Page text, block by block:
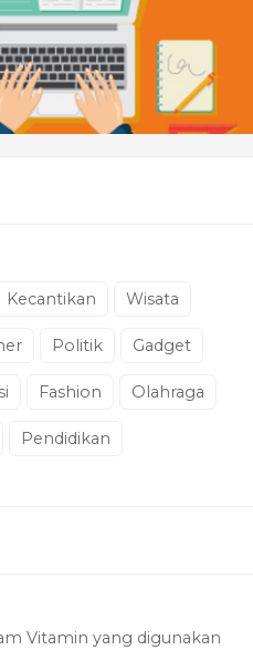
Kecantikan Wisata
Politik Gadget
Fashion Olahraga
Pendidikan
Vitamin yang digunakan